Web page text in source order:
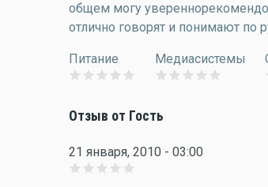
общем могу
отлично говорят и понимают по
Питание Медиасистемы
Отзыв от Гость
21 января, 2010 - 03:00